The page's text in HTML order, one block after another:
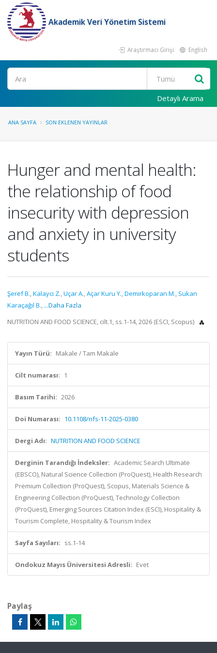
Akademik Veri Yönetim Sistemi
Araştırmacı Girişi English
Ara
Detaylı Arama
ANA SAYFA SON EKLENEN YAYINLAR
Hunger and mental health:
the relationship of food
insecurity with depression
and anxiety in university
students
Şeref B.,Kalaycı Z.,Uçar A.,Açar Kuru Y.,Demirkoparan M., Sukan
Karaçağıl B., ...Daha Fazla
NUTRITION AND FOOD SCIENCE, cilt.1, ss.1-14, 2026 (ESCI, Scopus)
Yayın Türü: Makale / Tam Makale
Cilt numarası: 1
Basım Tarihi: 2026
Doi Numarası: 10.1108/nfs-11-2025-0380
Dergi Adı: NUTRITION AND FOOD SCIENCE
Derginin Tarandığı İndeksler: Academic Search Ultimate
(EBSCO), Natural Science Collection (ProQuest), Health Research
Premium Collection (ProQuest), Scopus, Materials Science &
Engineering Collection (ProQuest), Technology Collection
(ProQuest), Emerging Sources Citation Index (ESCI), Hospitality &
Tourism Complete, Hospitality & Tourism Index
Sayfa Sayıları: ss.1-14
Ondokuz Mayıs Üniversitesi Adresli: Evet
Paylaş